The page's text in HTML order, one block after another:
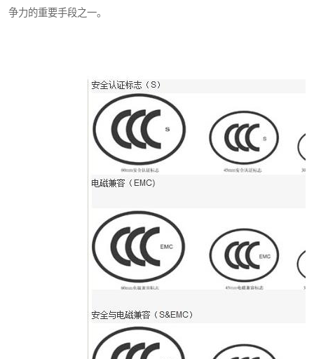
争力的重要手段之一。